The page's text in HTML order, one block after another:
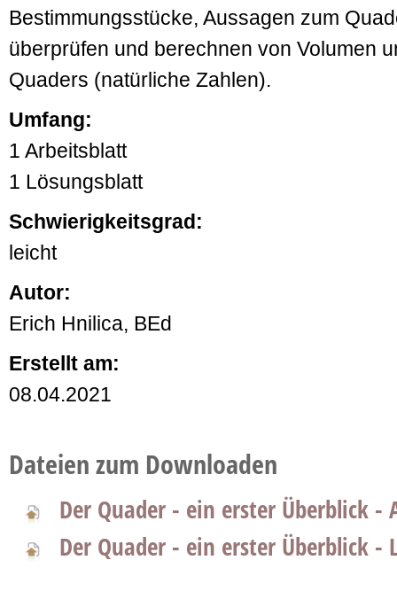
Bestimmungsstücke, Aussagen zum
überprüfen und berechnen von Volumen
Quaders (natürliche Zahlen).
Umfang:
1 Arbeitsblatt
1 Lösungsblatt
Schwierigkeitsgrad:
leicht
Autor:
Erich Hnilica, BEd
Erstellt am:
08.04.2021
Dateien zum Downloaden
Der Quader - ein erster Überblick -
Der Quader - ein erster Überblick -